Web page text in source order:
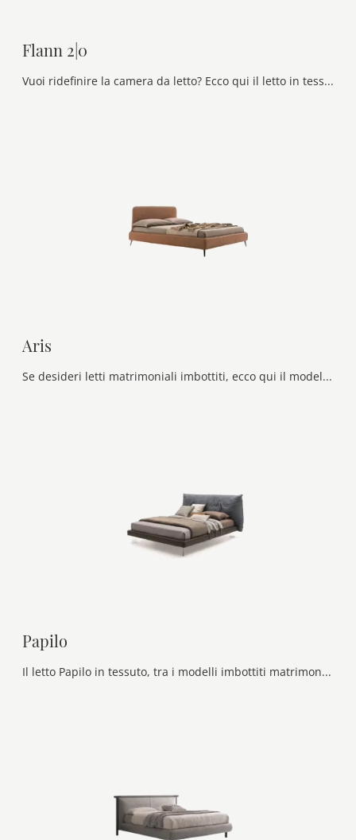
Flann 2|0
Vuoi ridefinire la camera da letto? Ecco qui il letto in tessuto Flann 2|0 di Ditre Italia per spazi moderni.
Aris
Se desideri letti matrimoniali imbottiti, ecco qui il modello Aris in pelle per valorizzare la camera da letto.
Papilo
Il letto Papilo in tessuto, tra i modelli imbottiti matrimoniali design di Ditre Italia, è pensato per assicurarti il riposo migliore.